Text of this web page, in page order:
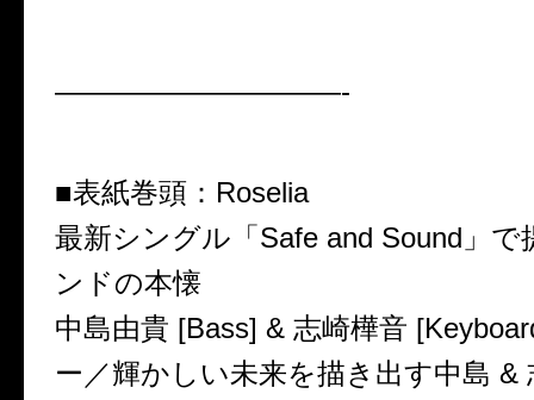
——————————-
■表紙巻頭：Roselia
最新シングル「Safe and Sound」で
ンドの本懐
中島由貴 [Bass] & 志崎樺音
ー／輝かしい未来を描き出す中島 &